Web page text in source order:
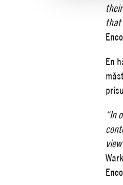
that
En
“In